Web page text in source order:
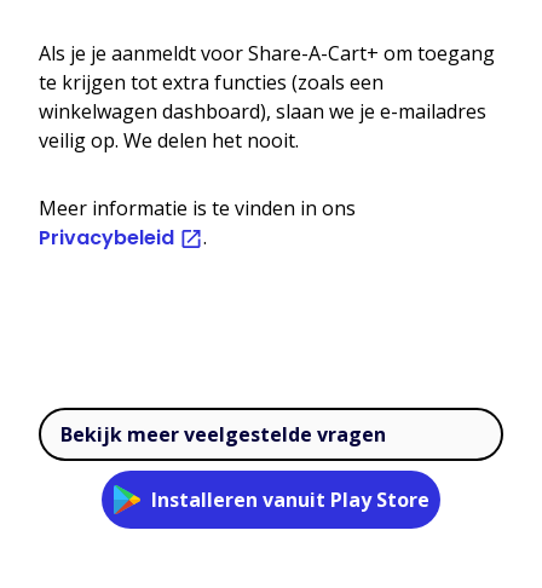
Als je je aanmeldt voor Share-A-Cart+ om toegang
te krijgen tot extra functies (zoals een
winkelwagen dashboard), slaan we je e-mailadres
veilig op. We delen het nooit.
Meer informatie is te vinden in ons
Privacybeleid .
Bekijk meer veelgestelde vragen
Installeren vanuit Play Store